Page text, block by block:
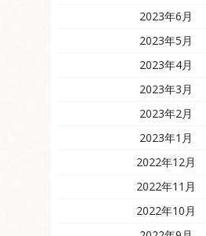
2023年6月
2023年5月
2023年4月
2023年3月
2023年2月
2023年1月
2022年12月
2022年11月
2022年10月